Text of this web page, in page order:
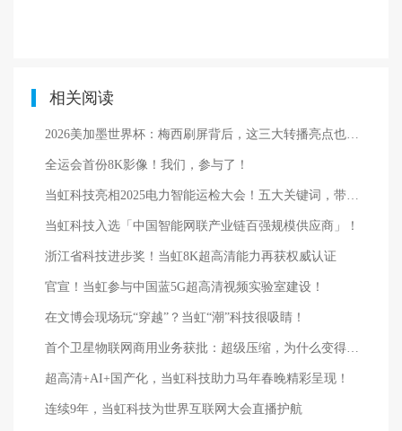
相关阅读
全运会首份8K影像！我们，参与了！
当虹科技入选「中国智能网联产业链百强规模供应商」！
浙江省科技进步奖！当虹8K超高清能力再获权威认证
官宣！当虹参与中国蓝5G超高清视频实验室建设！
在文博会现场玩“穿越”？当虹“潮”科技很吸睛！
超高清+AI+国产化，当虹科技助力马年春晚精彩呈现！
连续9年，当虹科技为世界互联网大会直播护航